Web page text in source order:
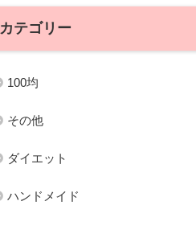
カテゴリー
100均
その他
ダイエット
ハンドメイド